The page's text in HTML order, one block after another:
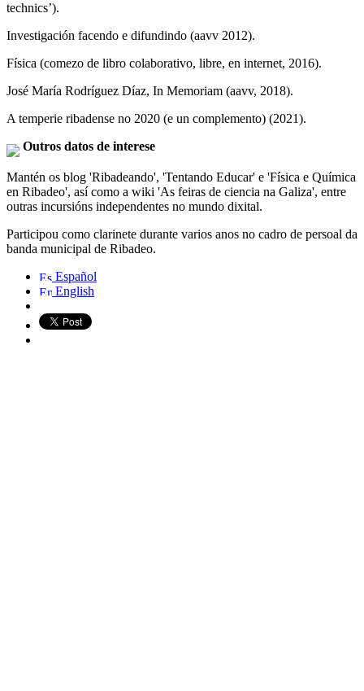
technics’).
Investigación facendo e difundindo (aavv 2012).
Física (comezo de libro colaborativo, libre, en internet, 2016).
José María Rodríguez Díaz, In Memoriam (aavv, 2018).
A temperie ribadense no 2020 (e un complemento) (2021).
Outros datos de interese
Mantén os blog 'Ribadeando', 'Tentando Educar' e 'Física e Química
en Ribadeo', así como a wiki 'As feiras de ciencia na Galiza', entre
outras incursións independentes no mundo dixital.
Participou como clarinete durante varios anos no cadro de persoal da
banda municipal de Ribadeo.
Español
English